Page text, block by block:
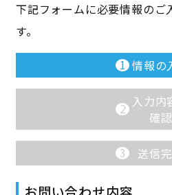
下記フォームに必要情報のご
す。
1 情報の
2 入力内
確認
3 送信
お問い合わせ内容